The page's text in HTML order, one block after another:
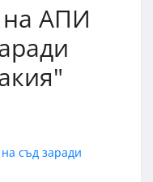
АПИ